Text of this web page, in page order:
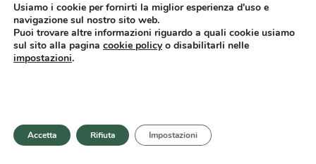
Privacy
Cookie policy
Usiamo i cookie per fornirti la miglior esperienza d'uso e
navigazione sul nostro sito web.
Puoi trovare altre informazioni riguardo a quali cookie usiamo
sul sito alla pagina cookie policyo disabilitarli nelle
impostazioni.
Accetta Rifiuta Impostazioni